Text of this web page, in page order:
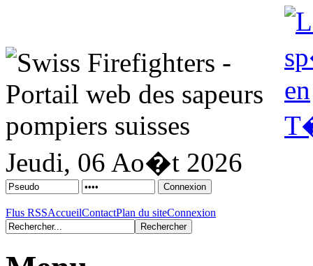
Jeudi, 06 Ao�t 2026
Flus RSSAccueilContactPlan du siteConnexion